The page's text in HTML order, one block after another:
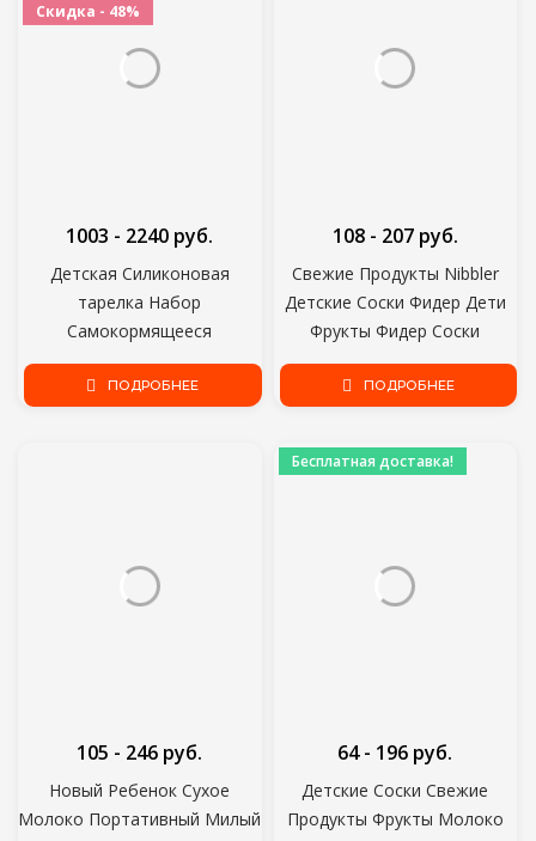
Скидка - 48%
Детская Силиконовая
тарелка Набор
Самокормящееся
Противоскользящее Блюдце
Всасывание Детская Посуда
1003 - 2240 руб.
ПОДРОБНЕЕ
Свежие Продукты Nibbler
Детские Соски Фидер Дети
Фрукты Фидер Соски
Кормление Безопасные
Детские Принадлежности
108 - 207 руб.
ПОДРОБНЕЕ
Новый Ребенок Сухое
Молоко Портативный Милый
105 - 246 руб.
Бесплатная доставка!
Детские Соски Свежие
Продукты Фрукты Молоко
64 - 196 руб.